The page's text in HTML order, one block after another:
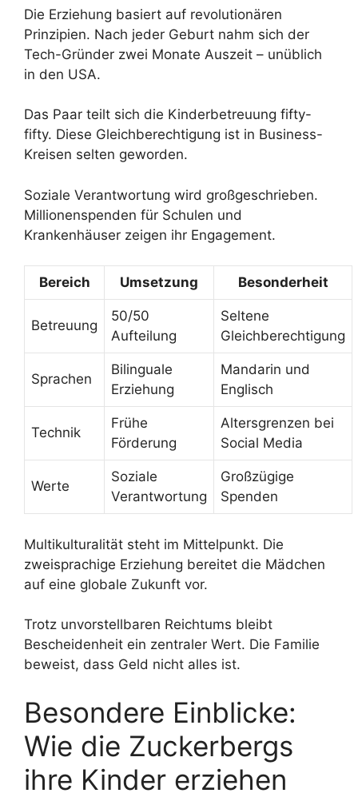
Die Erziehung basiert auf revolutionären
Prinzipien. Nach jeder Geburt nahm sich der
Tech-Gründer zwei Monate Auszeit – unüblich
in den USA.
Das Paar teilt sich die Kinderbetreuung fifty-
fifty. Diese Gleichberechtigung ist in Business-
Kreisen selten geworden.
Soziale Verantwortung wird großgeschrieben.
Millionenspenden für Schulen und
Krankenhäuser zeigen ihr Engagement.
Bereich Umsetzung Besonderheit
Betreuung
50/50
Aufteilung
Seltene
Gleichberechtigung
Sprachen
Bilinguale
Erziehung
Mandarin und
Englisch
Technik
Frühe
Förderung
Altersgrenzen bei
Social Media
Werte
Soziale
Verantwortung
Großzügige
Spenden
Multikulturalität steht im Mittelpunkt. Die
zweisprachige Erziehung bereitet die Mädchen
auf eine globale Zukunft vor.
Trotz unvorstellbaren Reichtums bleibt
Bescheidenheit ein zentraler Wert. Die Familie
beweist, dass Geld nicht alles ist.
Besondere Einblicke:
Wie die Zuckerbergs
ihre Kinder erziehen